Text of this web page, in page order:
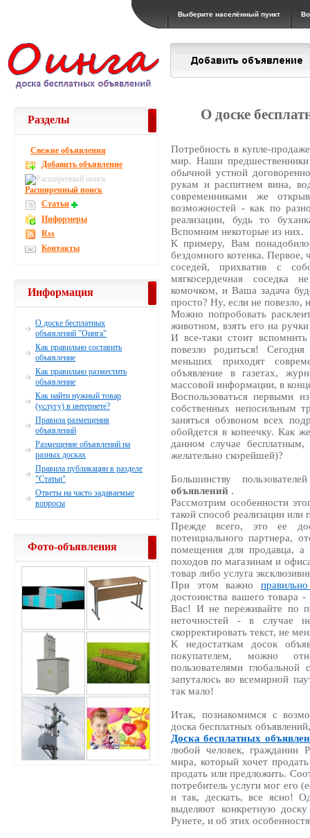
Выберите населённый пункт
О доске
Потребность в купле-
мир. Наши
обычной устной
рукам и распитием вина,
современниками же
возможностей - как по
реализации, будь то
Вспомним некоторые из них.
К примеру, Вам
бездомного котенка. Первое,
соседей, прихватив с
мягкосердечная
комочком, и Ваша задача
просто? Ну, если не повезло,
Можно попробовать
животном, взять его на
И все-таки стоит
повезло родиться!
меньших приходят
объявление в газетах,
массовой информации, в
Воспользоваться первыми
собственных непосильным
заняться обзвоном всех
обойдется в копеечку. Как
данном случае
желательно скорейшей)?
Большинству
объявлений .
Рассмотрим особенности
такой способ реализации или
Прежде всего, это ее
потенциального партнера,
помещения для продавца, а
походов по магазинам и
товар либо услуга
При этом важно
достоинства вашего товара
Вас! И не переживайте по
неточностей - в случае
скорректировать текст, не
К недостаткам досок
покупателем, можно
пользователями
запуталось во всемирной
так мало!
Итак, познакомимся с
доска бесплатных
Доска бесплатных
любой человек, гражданин
мира, который хочет
продать или предложить.
потребитель услуги мог его
и так, дескать, все ясно!
выделяют конкретную
Рунете, и об этих
Разделы
Свежие объявления
Добавить объявление
Расширенный поиск
Статьи
Информеры
Rss
Контакты
Информация
О доске бесплатных
объявлений "Оинга"
Как правильно составить
объявление
Как правильно разместить
объявление
Как найти нужный товар
(услугу) в интернете?
Правила размещения
объявлений
Размещение объявлений на
разных досках
Правила публикации в разделе
"Статьи"
Ответы на часто задаваемые
вопросы
Фото-объявления